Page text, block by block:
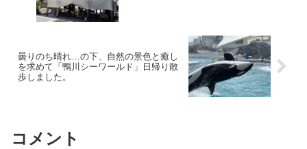
曇りのち晴れ…の下、自然の景色と癒し
を求めて「鴨川シーワールド」日帰り散
歩しました。
コメント